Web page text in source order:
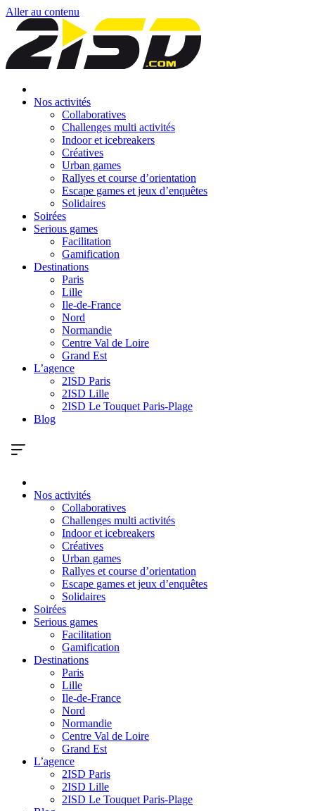
Aller au contenu
Nos activités
Collaboratives
Challenges multi activités
Indoor et icebreakers
Créatives
Urban games
Rallyes et course d’orientation
Escape games et jeux d’enquêtes
Solidaires
Soirées
Serious games
Facilitation
Gamification
Destinations
Paris
Lille
Ile-de-France
Nord
Normandie
Centre Val de Loire
Grand Est
L’agence
2ISD Paris
2ISD Lille
2ISD Le Touquet Paris-Plage
Blog
Nos activités
Collaboratives
Challenges multi activités
Indoor et icebreakers
Créatives
Urban games
Rallyes et course d’orientation
Escape games et jeux d’enquêtes
Solidaires
Soirées
Serious games
Facilitation
Gamification
Destinations
Paris
Lille
Ile-de-France
Nord
Normandie
Centre Val de Loire
Grand Est
L’agence
2ISD Paris
2ISD Lille
2ISD Le Touquet Paris-Plage